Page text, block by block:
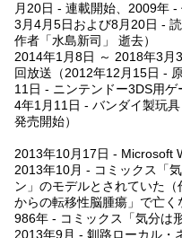
月20日 - 連載開始、2009年
3月4月5日および8月20日 -
作者「水島新司」 逝去）
2014年1月8日 ～ 2018年3月
回放送（2012年12月15日 -
11日 - ニンテンドー3DS用
4年1月11日 - バンダイ製玩
発売開始）
2013年10月17日 -
2013年10月 - コミックス「
ン」のモデルとされていた
からの転移性脳腫瘍」で亡
986年 - コミックス「気分は
2013年9月 - 釧路ローカル・